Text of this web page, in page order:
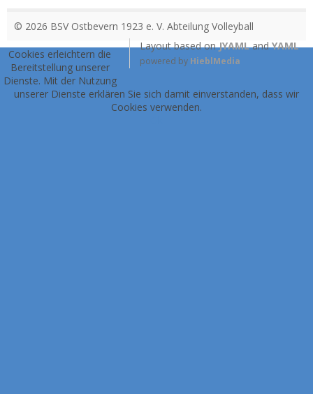
© 2026 BSV Ostbevern 1923 e. V. Abteilung Volleyball
Layout based onJYAMLandYAML
powered by HieblMedia
Cookies erleichtern die
Bereitstellung unserer
Dienste. Mit der Nutzung
unserer Dienste erklären Sie sich damit einverstanden, dass wir
Cookies verwenden.